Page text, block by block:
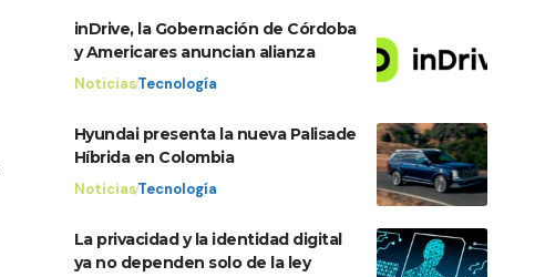
inDrive, la Gobernación de Córdoba
y Americares anuncian alianza
NoticiasTecnología
Hyundai presenta la nueva Palisade
Híbrida en Colombia
NoticiasTecnología
La privacidad y la identidad digital
ya no dependen solo de la ley